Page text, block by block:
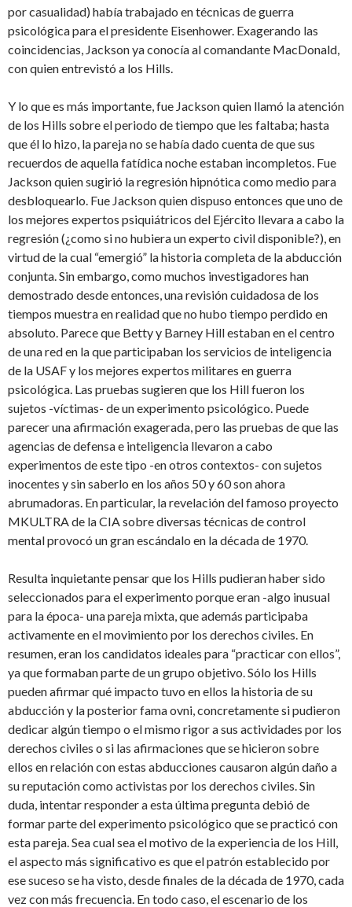
por casualidad) había trabajado en técnicas de guerra
psicológica para el presidente Eisenhower. Exagerando las
coincidencias, Jackson ya conocía al comandante MacDonald,
con quien entrevistó a los Hills.
Y lo que es más importante, fue Jackson quien llamó la atención
de los Hills sobre el periodo de tiempo que les faltaba; hasta
que él lo hizo, la pareja no se había dado cuenta de que sus
recuerdos de aquella fatídica noche estaban incompletos. Fue
Jackson quien sugirió la regresión hipnótica como medio para
desbloquearlo. Fue Jackson quien dispuso entonces que uno de
los mejores expertos psiquiátricos del Ejército llevara a cabo la
regresión (¿como si no hubiera un experto civil disponible?), en
virtud de la cual “emergió” la historia completa de la abducción
conjunta. Sin embargo, como muchos investigadores han
demostrado desde entonces, una revisión cuidadosa de los
tiempos muestra en realidad que no hubo tiempo perdido en
absoluto. Parece que Betty y Barney Hill estaban en el centro
de una red en la que participaban los servicios de inteligencia
de la USAF y los mejores expertos militares en guerra
psicológica. Las pruebas sugieren que los Hill fueron los
sujetos -víctimas- de un experimento psicológico. Puede
parecer una afirmación exagerada, pero las pruebas de que las
agencias de defensa e inteligencia llevaron a cabo
experimentos de este tipo -en otros contextos- con sujetos
inocentes y sin saberlo en los años 50 y 60 son ahora
abrumadoras. En particular, la revelación del famoso proyecto
MKULTRA de la CIA sobre diversas técnicas de control
mental provocó un gran escándalo en la década de 1970.
Resulta inquietante pensar que los Hills pudieran haber sido
seleccionados para el experimento porque eran -algo inusual
para la época- una pareja mixta, que además participaba
activamente en el movimiento por los derechos civiles. En
resumen, eran los candidatos ideales para “practicar con ellos”,
ya que formaban parte de un grupo objetivo. Sólo los Hills
pueden afirmar qué impacto tuvo en ellos la historia de su
abducción y la posterior fama ovni, concretamente si pudieron
dedicar algún tiempo o el mismo rigor a sus actividades por los
derechos civiles o si las afirmaciones que se hicieron sobre
ellos en relación con estas abducciones causaron algún daño a
su reputación como activistas por los derechos civiles. Sin
duda, intentar responder a esta última pregunta debió de
formar parte del experimento psicológico que se practicó con
esta pareja. Sea cual sea el motivo de la experiencia de los Hill,
el aspecto más significativo es que el patrón establecido por
ese suceso se ha visto, desde finales de la década de 1970, cada
vez con más frecuencia. En todo caso, el escenario de los